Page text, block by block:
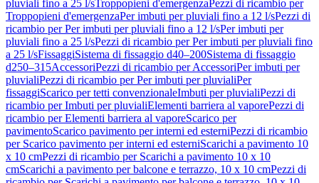
pluviali fino a 25 l/sTroppopieni d'emergenzaPezzi di ricambio per
Troppopieni d'emergenzaPer imbuti per pluviali fino a 12 l/sPezzi di
ricambio per Per imbuti per pluviali fino a 12 l/sPer imbuti per
pluviali fino a 25 l/sPezzi di ricambio per Per imbuti per pluviali fino
a 25 l/sFissaggiSistema di fissaggio d40–200Sistema di fissaggio
d250–315AccessoriPezzi di ricambio per AccessoriPer imbuti per
pluvialiPezzi di ricambio per Per imbuti per pluvialiPer
fissaggiScarico per tetti convenzionaleImbuti per pluvialiPezzi di
ricambio per Imbuti per pluvialiElementi barriera al vaporePezzi di
ricambio per Elementi barriera al vaporeScarico per
pavimentoScarico pavimento per interni ed esterniPezzi di ricambio
per Scarico pavimento per interni ed esterniScarichi a pavimento 10
x 10 cmPezzi di ricambio per Scarichi a pavimento 10 x 10
cmScarichi a pavimento per balcone e terrazzo, 10 x 10 cmPezzi di